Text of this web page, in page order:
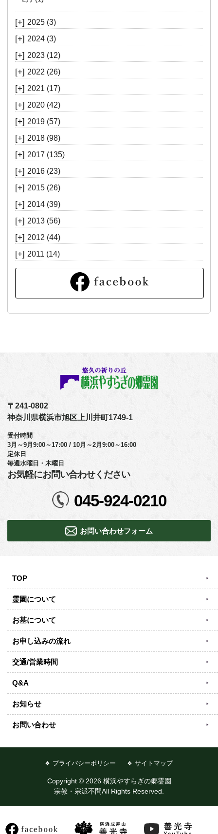
[+] 2025 (3)
[+] 2024 (3)
[+] 2023 (12)
[+] 2022 (26)
[+] 2021 (17)
[+] 2020 (42)
[+] 2019 (57)
[+] 2018 (98)
[+] 2017 (135)
[+] 2016 (23)
[+] 2015 (26)
[+] 2014 (39)
[+] 2013 (56)
[+] 2012 (44)
[+] 2011 (14)
〒241-0802
神奈川県横浜市旭区上川井町1749-1
受付時間
3月～9月9:00～17:00 / 10月～2月9:00～16:00
定休日
毎週水曜日・木曜日
お気軽にお問い合わせください
045-924-0210
お問い合わせフォーム
TOP
霊園について
お墓について
お申し込みの流れ
交通/営業時間
Q&A
お知らせ
お問い合わせ
プライバシーポリシー サイトマップ
Copyright © 2026 横浜やすらぎの郷霊園
宗教・宗派不問All Rights Reserved.